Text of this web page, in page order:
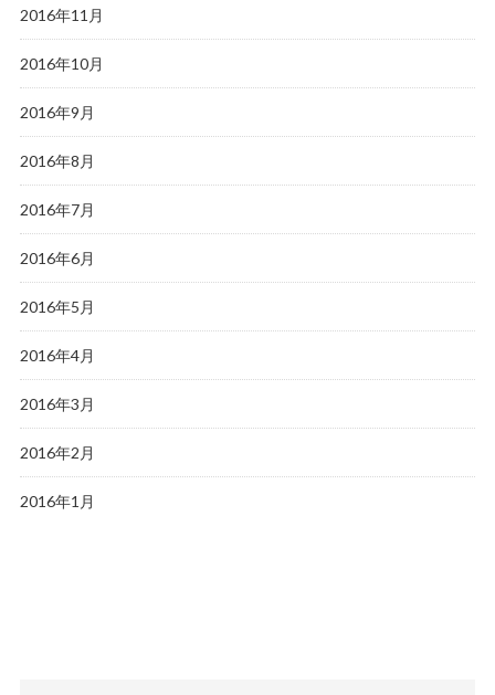
2016年11月
2016年10月
2016年9月
2016年8月
2016年7月
2016年6月
2016年5月
2016年4月
2016年3月
2016年2月
2016年1月